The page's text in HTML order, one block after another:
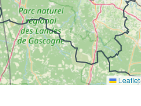
Leaflet